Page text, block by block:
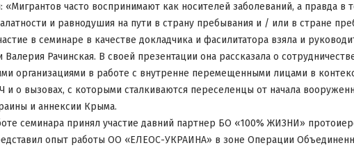
«Мигрантов часто воспринимают как носителей заболеваний, а правда в
и равнодушия на пути в страну пребывания и / или в стране
в семинаре в качестве докладчика и фасилитатора взяла и
Валерия Рачинская. В своей презентации она рассказала о
организациями в работе с внутренне перемещенными лицами в
и о вызовах, с которыми сталкиваются переселенцы от начала
и аннексии Крыма.
семинара принял участие давний партнер БО «100% ЖИЗНИ»
опыт работы ОО «ЕЛЕОС-УКРАИНА» в зоне Операции